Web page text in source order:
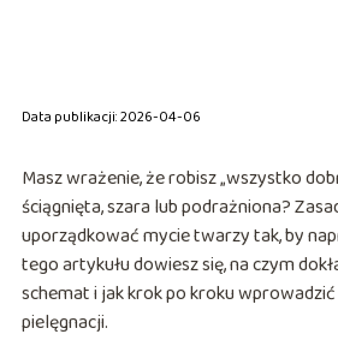
Data publikacji: 2026-04-06
Masz wrażenie, że robisz „wszystko
ściągnięta, szara lub podrażniona?
uporządkować mycie twarzy tak, by
tego artykułu dowiesz się, na czym
schemat i jak krok po kroku
pielęgnacji.